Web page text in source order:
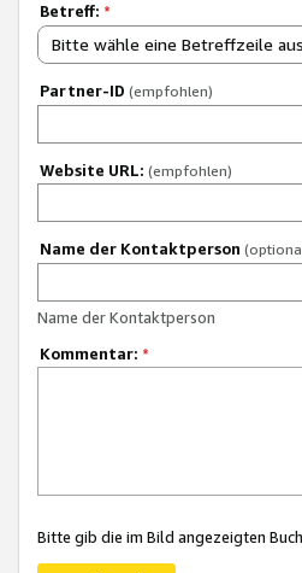
Betreff: *
Bitte wähle eine Betreffzeile
Partner-ID (empfohlen)
Website URL: (empfohlen)
Name der Kontaktperson
Name der Kontaktperson
Kommentar: *
Bitte gib die im Bild angezeigten